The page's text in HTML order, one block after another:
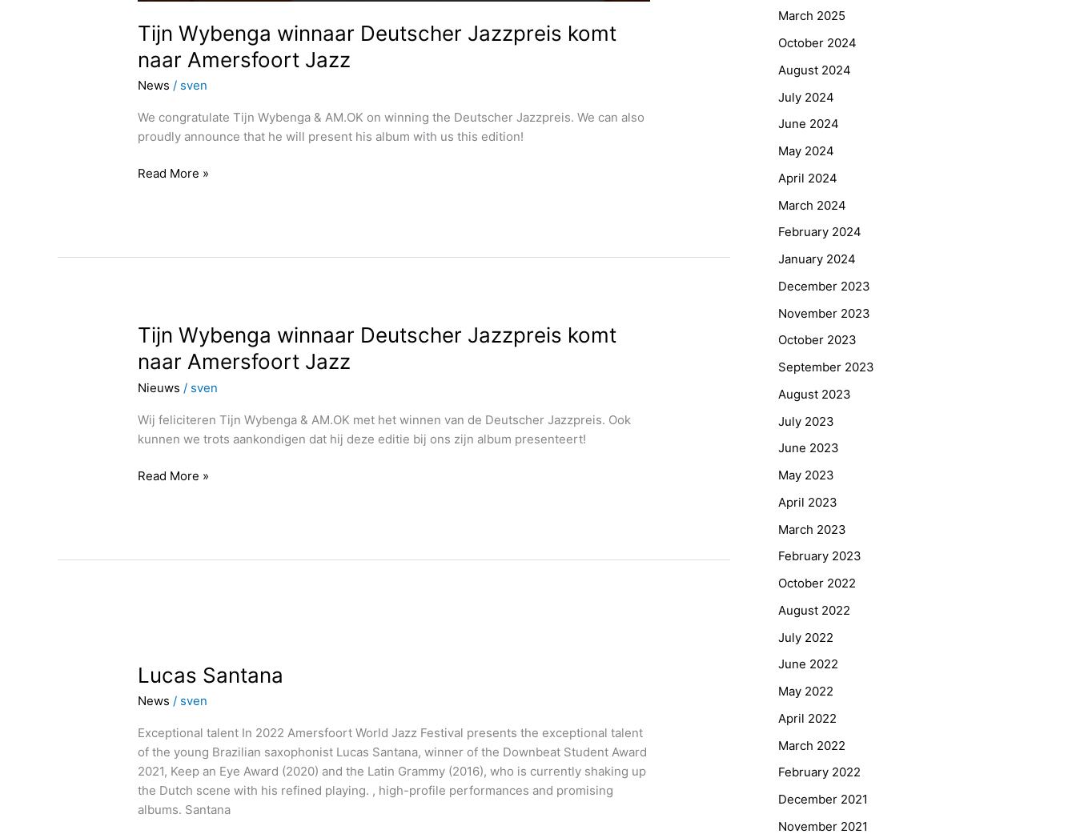
Tijn Wybenga winnaar Deutscher Jazzpreis komt
naar Amersfoort Jazz
News / sven
We congratulate Tijn Wybenga & AM.OK on winning the Deutscher Jazzpreis. We can also
proudly announce that he will present his album with us this edition!
Read More »
Tijn Wybenga winnaar Deutscher Jazzpreis komt
naar Amersfoort Jazz
Nieuws / sven
Wij feliciteren Tijn Wybenga & AM.OK met het winnen van de Deutscher Jazzpreis. Ook
kunnen we trots aankondigen dat hij deze editie bij ons zijn album presenteert!
Tijn
Wybenga
winnaar
Deutscher
komt
naar
Jazz
Read More »
Lucas Santana
News / sven
Exceptional talent In 2022 Amersfoort World Jazz Festival presents the exceptional talent
of the young Brazilian saxophonist Lucas Santana, winner of the Downbeat Student Award
2021, Keep an Eye Award (2020) and the Latin Grammy (2016), who is currently shaking up
the Dutch scene with his refined playing. , high-profile performances and promising
albums. Santana
March 2025
October 2024
August 2024
July 2024
June 2024
May 2024
April 2024
March 2024
February 2024
January 2024
December 2023
November 2023
October 2023
September 2023
August 2023
July 2023
June 2023
May 2023
April 2023
March 2023
February 2023
October 2022
August 2022
July 2022
June 2022
May 2022
April 2022
March 2022
February 2022
December 2021
November 2021